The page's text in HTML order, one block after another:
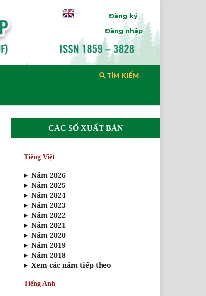
TÌM KIẾM
Đăng ký
Đăng nhập
CÁC SỐ XUẤT BẢN
Tiếng Việt
Năm 2026
Năm 2025
Năm 2024
Năm 2023
Năm 2022
Năm 2021
Năm 2020
Năm 2019
Năm 2018
Xem các năm tiếp theo
Tiếng Anh